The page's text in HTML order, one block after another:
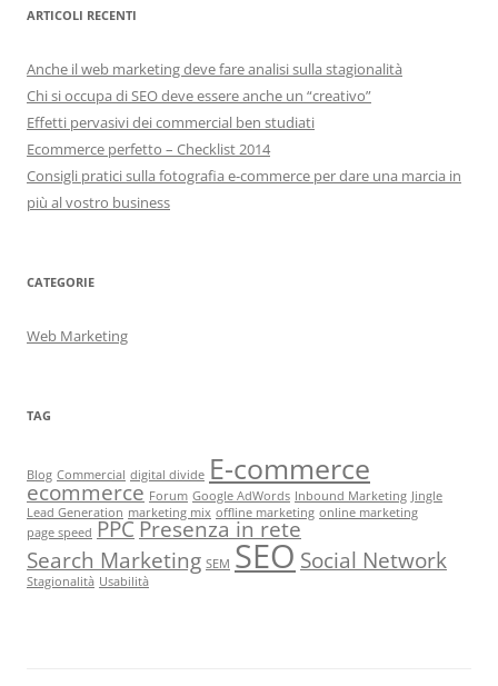
ARTICOLI RECENTI
Anche il web marketing deve fare analisi sulla stagionalità
Chi si occupa di SEO deve essere anche un “creativo”
Effetti pervasivi dei commercial ben studiati
Ecommerce perfetto – Checklist 2014
Consigli pratici sulla fotografia e-commerce per dare una marcia in
più al vostro business
CATEGORIE
Web Marketing
TAG
Blog Commercial digital divide E-commerce
ecommerce Forum Google AdWords Inbound Marketing Jingle
Lead Generation marketing mix offline marketing online marketing
page speed PPCPresenza in rete
Search Marketing SEM SEO Social Network
Stagionalità Usabilità